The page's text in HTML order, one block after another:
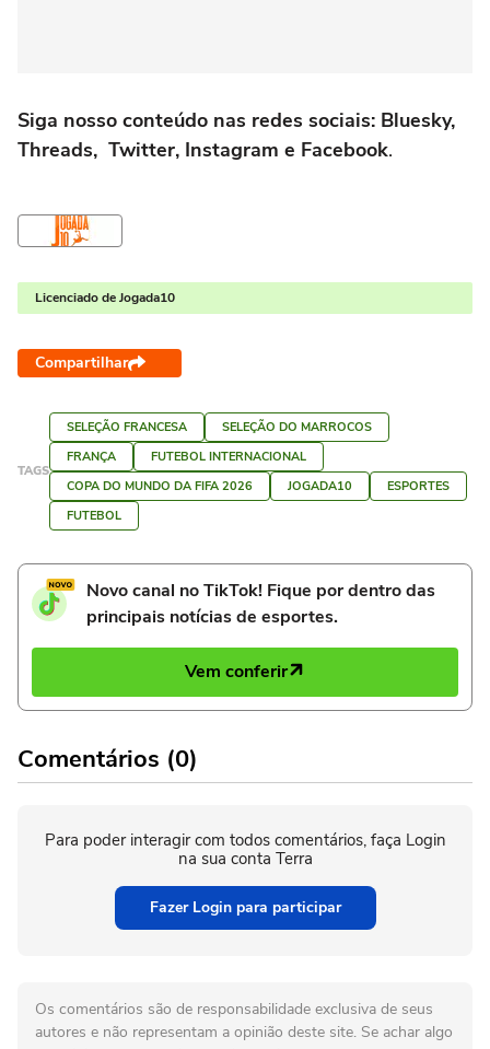
Siga nosso conteúdo nas redes sociais: Bluesky,
Threads, Twitter, Instagram e Facebook.
Licenciado de Jogada10
Compartilhar
TAGS
SELEÇÃO FRANCESA
SELEÇÃO DO MARROCOS
FRANÇA
FUTEBOL INTERNACIONAL
COPA DO MUNDO DA FIFA 2026
JOGADA10
ESPORTES
FUTEBOL
Novo canal no TikTok! Fique por dentro das
principais notícias de esportes.
Vem conferir
Comentários (0)
Para poder interagir com todos comentários, faça Login
na sua conta Terra
Fazer Login para participar
Os comentários são de responsabilidade exclusiva de seus
autores e não representam a opinião deste site. Se achar algo